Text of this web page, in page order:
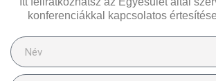
konferenciákkal kapcsolatos